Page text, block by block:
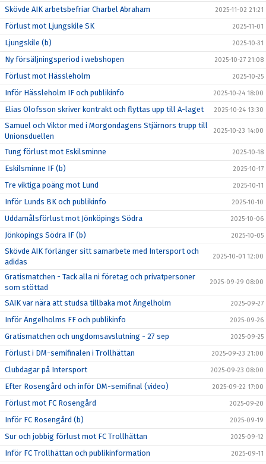
Skövde AIK arbetsbefriar Charbel Abraham 2025-11-02 21:21
Förlust mot Ljungskile SK 2025-11-01
Ljungskile (b) 2025-10-31
Ny försäljningsperiod i webshopen 2025-10-27 21:08
Förlust mot Hässleholm 2025-10-25
Inför Hässleholm IF och publikinfo 2025-10-24 18:00
Elias Olofsson skriver kontrakt och flyttas upp till A-laget 2025-10-24 13:30
Samuel och Viktor med i Morgondagens Stjärnors trupp till
Unionsduellen
2025-10-23 14:00
Tung förlust mot Eskilsminne 2025-10-18
Eskilsminne IF (b) 2025-10-17
Tre viktiga poäng mot Lund 2025-10-11
Inför Lunds BK och publikinfo 2025-10-10
Uddamålsförlust mot Jönköpings Södra 2025-10-06
Jönköpings Södra IF (b) 2025-10-05
Skövde AIK förlänger sitt samarbete med Intersport och
adidas
2025-10-01 12:00
Gratismatchen - Tack alla ni företag och privatpersoner
som stöttad
2025-09-29 08:00
SAIK var nära att studsa tillbaka mot Ängelholm 2025-09-27
Inför Ängelholms FF och publikinfo 2025-09-26
Gratismatchen och ungdomsavslutning - 27 sep 2025-09-25
Förlust i DM-semifinalen i Trollhättan 2025-09-23 21:00
Clubdagar på Intersport 2025-09-23 08:00
Efter Rosengård och inför DM-semifinal (video) 2025-09-22 17:00
Förlust mot FC Rosengård 2025-09-20
Inför FC Rosengård (b) 2025-09-19
Sur och jobbig förlust mot FC Trollhättan 2025-09-12
Inför FC Trollhättan och publikinformation 2025-09-11